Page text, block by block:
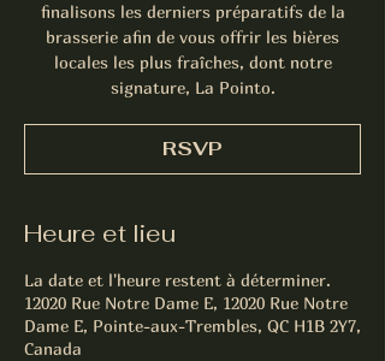
finalisons les derniers préparatifs de la
brasserie afin de vous offrir les bières
locales les plus fraîches, dont notre
signature, La Pointo.
RSVP
Heure et lieu
La date et l'heure restent à déterminer.
12020 Rue Notre Dame E, 12020 Rue Notre
Dame E, Pointe-aux-Trembles, QC H1B 2Y7,
Canada